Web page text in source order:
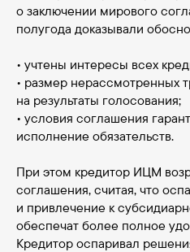
о заключении мирового
полугода доказывали
• учтены интересы всех
• размер нерассмотренных
на результаты голосования;
• условия соглашения
исполнение обязательств.
При этом кредитор ИЦМ
соглашения, считая, что
и привлечение к
обеспечат более полное
Кредитор оспаривал